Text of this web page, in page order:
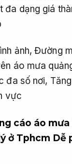
đa dạng giá
ảnh,Đường
áo mưa
đa số nơi,
vực
cáo áo
ở Tphcm Dễ